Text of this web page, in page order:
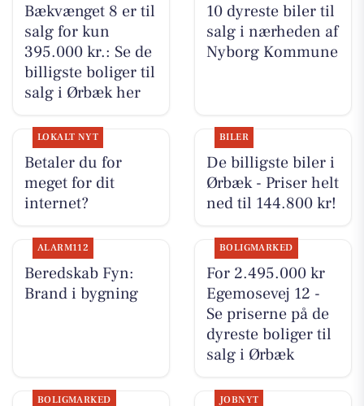
Bækvænget 8 er til
salg for kun
395.000 kr.: Se de
billigste boliger til
salg i Ørbæk her
10 dyreste biler til
salg i nærheden af
Nyborg Kommune
LOKALT NYT
Betaler du for
meget for dit
internet?
BILER
De billigste biler i
Ørbæk - Priser helt
ned til 144.800 kr!
ALARM112
Beredskab Fyn:
Brand i bygning
BOLIGMARKED
For 2.495.000 kr
Egemosevej 12 -
Se priserne på de
dyreste boliger til
salg i Ørbæk
BOLIGMARKED JOBNYT